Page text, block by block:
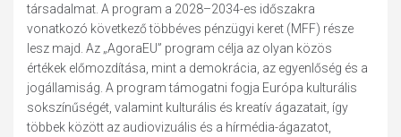
társadalmat. A program a 2028–2034-es időszakra
vonatkozó következő többéves pénzügyi keret (MFF) része
lesz majd. Az „AgoraEU” program célja az olyan közös
értékek előmozdítása, mint a demokrácia, az egyenlőség és a
jogállamiság. A program támogatni fogja Európa kulturális
sokszínűségét, valamint kulturális és kreatív ágazatait, így
többek között az audiovizuális és a hírmédia-ágazatot,